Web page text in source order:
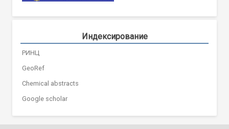
Индексирование
РИНЦ
GeoRef
Chemical abstracts
Google scholar